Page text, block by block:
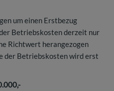
um einen Erstbezug
Betriebskosten derzeit nur
Richtwert herangezogen
der Betriebskosten wird erst